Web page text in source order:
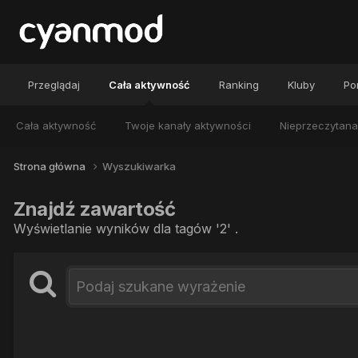
Przeglądaj Cała aktywność
Cała aktywność Twoje kanały aktywności
Ranking Kluby
Strona główna Wyszukiwarka
Znajdź zawartość
Wyświetlanie wyników dla tagów '2' .